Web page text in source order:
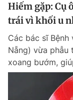
Đọc Thanh Niên
Hiếm gặp: Cụ
trái vì khối u
Các bác sĩ Bệnh
Nẵng) vừa phẫu
xoang bướm,